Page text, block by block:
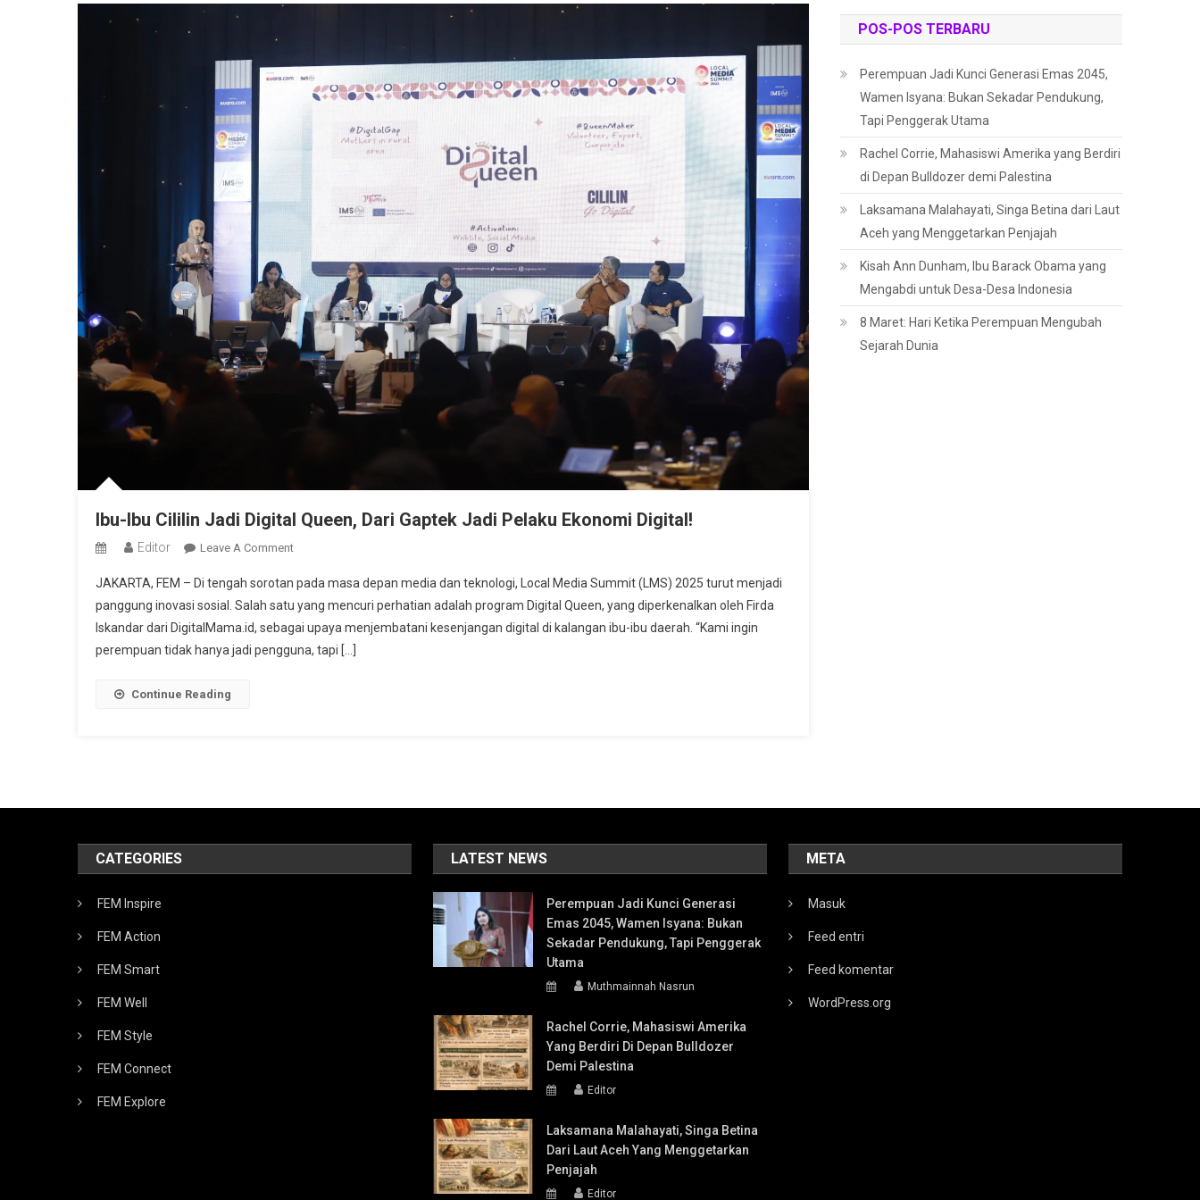
Ibu-Ibu Cililin Jadi Digital Queen, Dari Gaptek Jadi Pelaku Ekonomi Digital!
Editor Leave A CommentOn
Ibu
Cililin
Jadi
Digital
JAKARTA, FEM – Di tengah sorotan pada masa depan media dan teknologi, Local Media Summit (LMS) 2025 turut menjadi
panggung inovasi sosial. Salah satu yang mencuri perhatian adalah program Digital Queen, yang diperkenalkan oleh Firda
Iskandar dari DigitalMama.id, sebagai upaya menjembatani kesenjangan digital di kalangan ibu-ibu daerah. “Kami ingin
perempuan tidak hanya jadi pengguna, tapi […]
Continue Reading
POS-POS TERBARU
Perempuan Jadi Kunci Generasi Emas 2045,
Wamen Isyana: Bukan Sekadar Pendukung,
Tapi Penggerak Utama
Rachel Corrie, Mahasiswi Amerika yang Berdiri
di Depan Bulldozer demi Palestina
Laksamana Malahayati, Singa Betina dari Laut
Aceh yang Menggetarkan Penjajah
Kisah Ann Dunham, Ibu Barack Obama yang
Mengabdi untuk Desa-Desa Indonesia
8 Maret: Hari Ketika Perempuan Mengubah
Sejarah Dunia
CATEGORIES
FEM Inspire
FEM Action
FEM Smart
FEM Well
FEM Style
FEM Connect
FEM Explore
LATEST NEWS
Perempuan Jadi Kunci Generasi
Emas 2045, Wamen Isyana: Bukan
Sekadar Pendukung, Tapi Penggerak
Utama
Muthmainnah Nasrun
Rachel Corrie, Mahasiswi Amerika
Yang Berdiri Di Depan Bulldozer
Demi Palestina
Editor
Laksamana Malahayati, Singa Betina
Dari Laut Aceh Yang Menggetarkan
Penjajah
Editor
META
Masuk
Feed entri
Feed komentar
WordPress.org